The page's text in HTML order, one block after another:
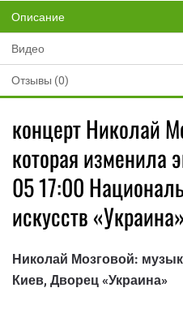
Описание
Видео
Отзывы (0)
концерт Николай
которая изменила
05 17:00
искусств «Украина»
Николай Мозговой:
Киев, Дворец «Украина»